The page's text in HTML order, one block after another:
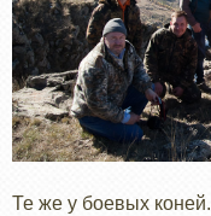
Те же у боевых коней.